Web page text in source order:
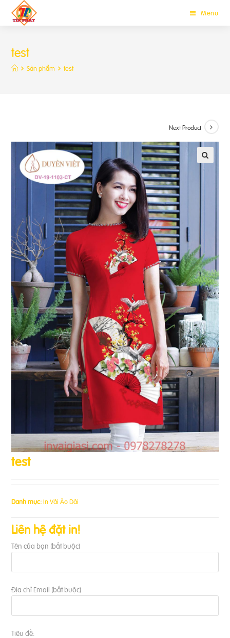
Menu
test
Sản phẩm test
Next Product
test
Danh mục:In Vải Áo Dài
Liên hệ đặt in!
Tên của bạn (bắt buộc)
Địa chỉ Email (bắt buộc)
Tiêu đề: